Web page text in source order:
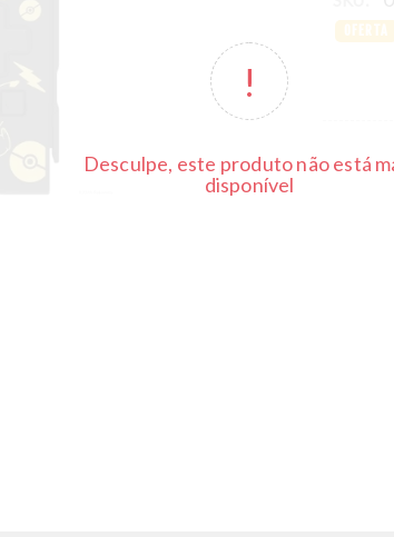
Desculpe, este produto não está
disponível
OFERTA